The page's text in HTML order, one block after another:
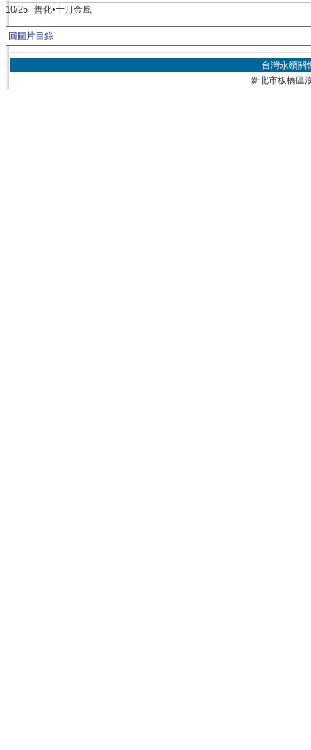
10/25─善化•十月金風
回圖片目錄
台灣永續關
新北市板橋區